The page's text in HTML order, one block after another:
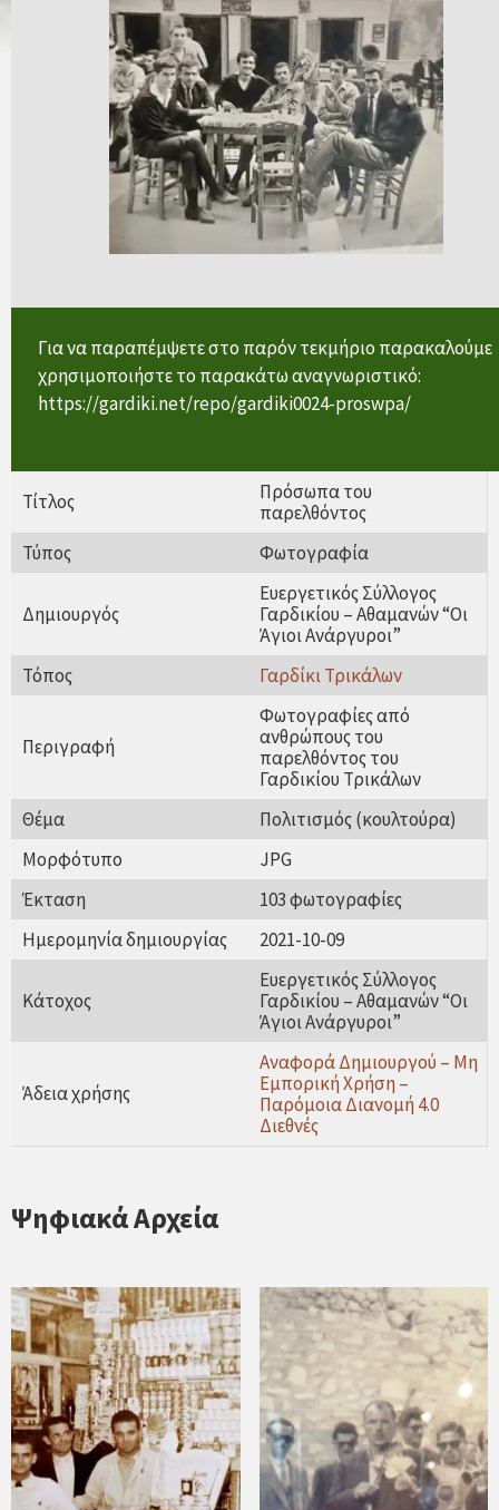
Για να παραπέμψετε στο παρόν τεκμήριο παρακαλούμε
χρησιμοποιήστε το παρακάτω αναγνωριστικό:
https://gardiki.net/repo/gardiki0024-proswpa/
Τίτλος
Πρόσωπα του
παρελθόντος
Τύπος
Φωτογραφία
Δημιουργός
Ευεργετικός Σύλλογος
Γαρδικίου – Αθαμανών “Οι
Άγιοι Ανάργυροι”
Τόπος
Γαρδίκι Τρικάλων
Περιγραφή
Φωτογραφίες από
ανθρώπους του
παρελθόντος του
Γαρδικίου Τρικάλων
Θέμα
Πολιτισμός (κουλτούρα)
Μορφότυπο
JPG
Έκταση
103 φωτογραφίες
Ημερομηνία δημιουργίας
2021-10-09
Κάτοχος
Ευεργετικός Σύλλογος
Γαρδικίου – Αθαμανών “Οι
Άγιοι Ανάργυροι”
Άδεια χρήσης
Αναφορά Δημιουργού – Μη
Εμπορική Χρήση –
Παρόμοια Διανομή 4.0
Διεθνές
Ψηφιακά Αρχεία